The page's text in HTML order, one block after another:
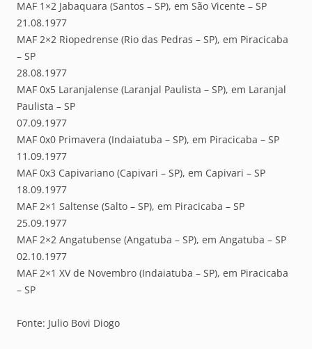
MAF 1×2 Jabaquara (Santos – SP), em São Vicente – SP
21.08.1977
MAF 2×2 Riopedrense (Rio das Pedras – SP), em Piracicaba
– SP
28.08.1977
MAF 0x5 Laranjalense (Laranjal Paulista – SP), em Laranjal
Paulista – SP
07.09.1977
MAF 0x0 Primavera (Indaiatuba – SP), em Piracicaba – SP
11.09.1977
MAF 0x3 Capivariano (Capivari – SP), em Capivari – SP
18.09.1977
MAF 2×1 Saltense (Salto – SP), em Piracicaba – SP
25.09.1977
MAF 2×2 Angatubense (Angatuba – SP), em Angatuba – SP
02.10.1977
MAF 2×1 XV de Novembro (Indaiatuba – SP), em Piracicaba
– SP
Fonte: Julio Bovi Diogo